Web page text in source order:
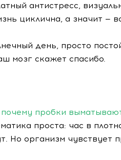
антистресс,
циклична, а значит —
день, просто
мозг скажет спасибо.
пробки
проста: час в
Но организм чувствует